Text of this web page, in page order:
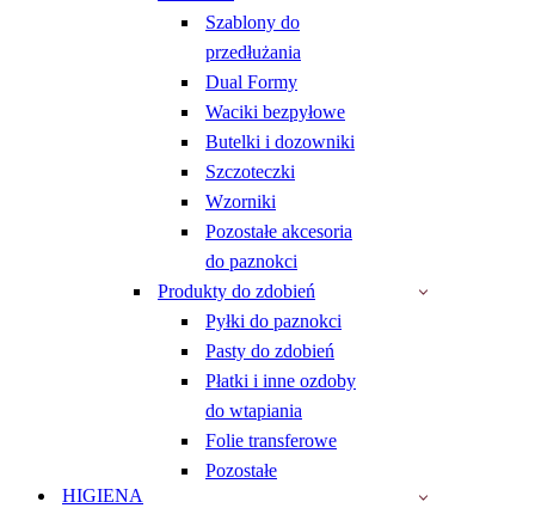
Szablony do
przedłużania
Dual Formy
Waciki bezpyłowe
Butelki i dozowniki
Szczoteczki
Wzorniki
Pozostałe akcesoria
do paznokci
Produkty do zdobień
Pyłki do paznokci
Pasty do zdobień
Płatki i inne ozdoby
do wtapiania
Folie transferowe
Pozostałe
HIGIENA